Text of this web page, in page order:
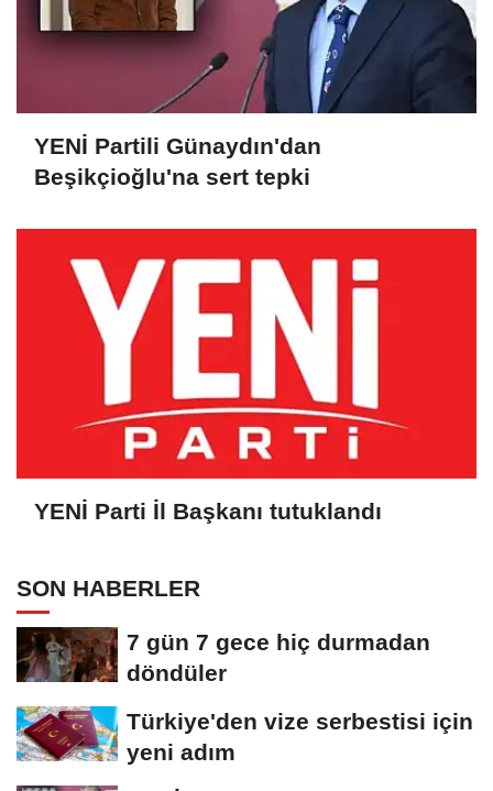
YENİ Partili Günaydın'dan
Beşikçioğlu'na sert tepki
YENİ Parti İl Başkanı tutuklandı
SON HABERLER
7 gün 7 gece hiç durmadan
döndüler
Türkiye'den vize serbestisi için
yeni adım